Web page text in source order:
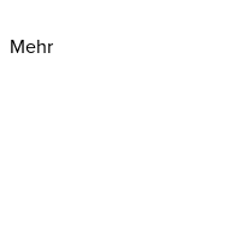
Mehr